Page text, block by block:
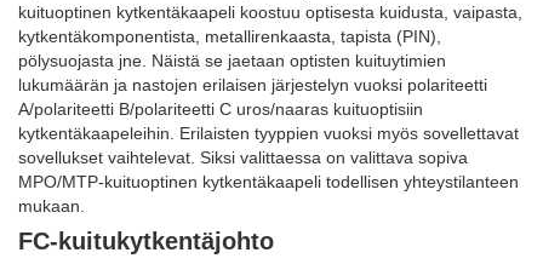
kuituoptinen kytkentäkaapeli koostuu optisesta kuidusta, vaipasta,
kytkentäkomponentista, metallirenkaasta, tapista (PIN),
pölysuojasta jne. Näistä se jaetaan optisten kuituytimien
lukumäärän ja nastojen erilaisen järjestelyn vuoksi polariteetti
A/polariteetti B/polariteetti C uros/naaras kuituoptisiin
kytkentäkaapeleihin. Erilaisten tyyppien vuoksi myös sovellettavat
sovellukset vaihtelevat. Siksi valittaessa on valittava sopiva
MPO/MTP-kuituoptinen kytkentäkaapeli todellisen yhteystilanteen
mukaan.
FC-kuitukytkentäjohto